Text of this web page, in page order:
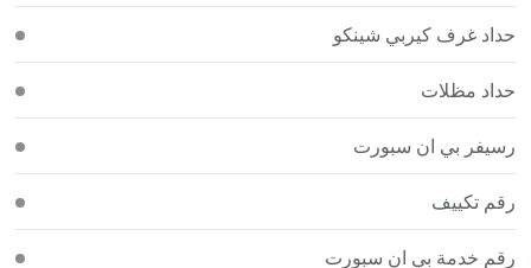
حداد غرف كيربي شينكو
حداد مظلات
رسيفر بي ان سبورت
رقم تكييف
رقم خدمة بي ان سبورت